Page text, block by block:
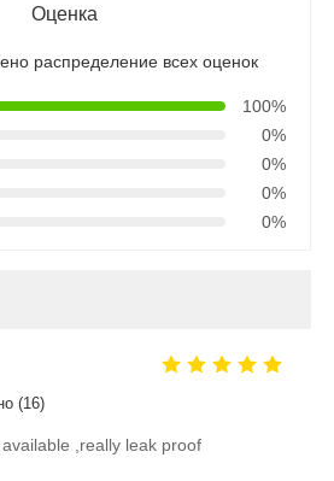
Оценка
распределение всех оценок
100%
0%
0%
0%
0%
(16)
,really leak proof